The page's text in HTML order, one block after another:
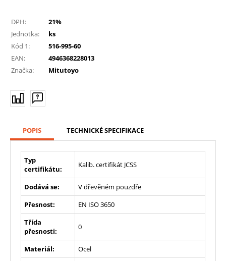
DPH:
21%
Jednotka:
ks
Kód 1:
516-995-60
EAN:
4946368228013
Značka:
Mitutoyo
POPIS TECHNICKÉ SPECIFIKACE
Typ
certifikátu:
Kalib. certifikát JCSS
Dodává se:
V dřevěném pouzdře
Přesnost:
EN ISO 3650
Třída
přesnosti:
0
Materiál: Ocel